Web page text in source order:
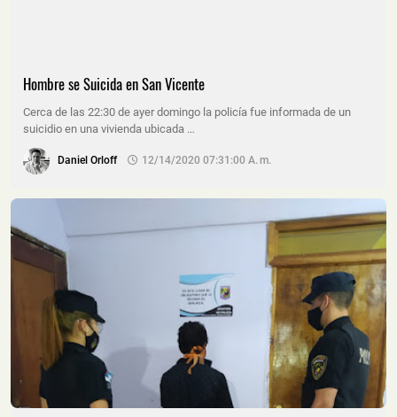
Hombre se Suicida en San Vicente
Cerca de las 22:30 de ayer domingo la policía fue informada de un
suicidio en una vivienda ubicada …
Daniel Orloff 12/14/2020 07:31:00 A. M.